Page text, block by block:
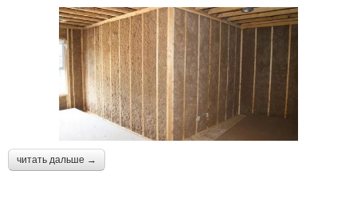
читать дальше →